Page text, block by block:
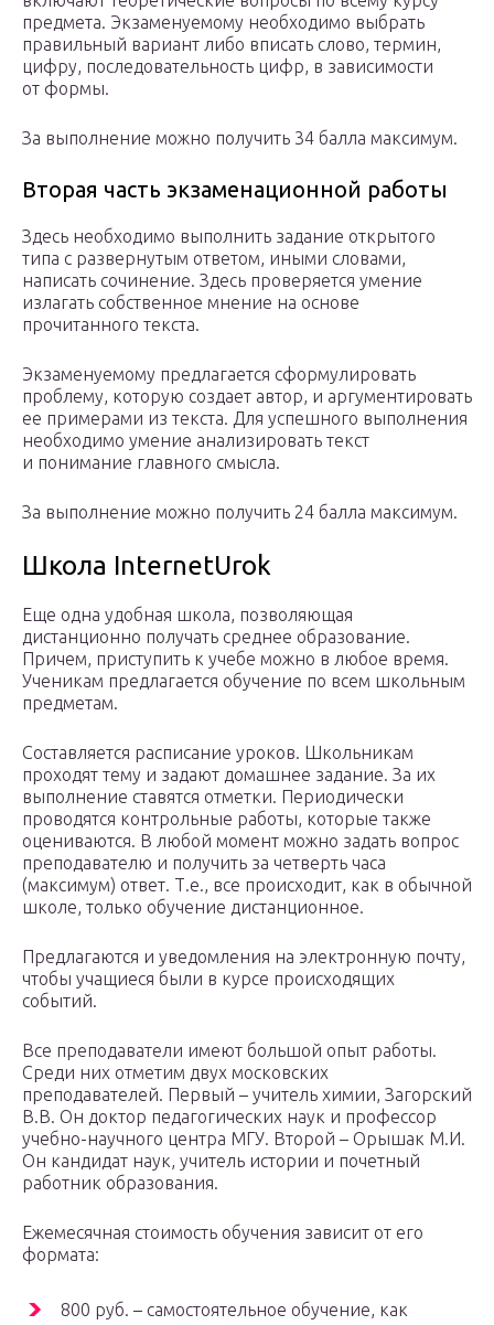
предмета. Экзаменуемому необходимо выбрать
правильный вариант либо вписать слово, термин,
цифру, последовательность цифр, в зависимости
от формы.
За выполнение можно получить 34 балла максимум.
Вторая часть экзаменационной работы
Здесь необходимо выполнить задание открытого
типа с развернутым ответом, иными словами,
написать сочинение. Здесь проверяется умение
излагать собственное мнение на основе
прочитанного текста.
Экзаменуемому предлагается сформулировать
проблему, которую создает автор, и аргументировать
ее примерами из текста. Для успешного выполнения
необходимо умение анализировать текст
и понимание главного смысла.
За выполнение можно получить 24 балла максимум.
Школа InternetUrok
Еще одна удобная школа, позволяющая
дистанционно получать среднее образование.
Причем, приступить к учебе можно в любое время.
Ученикам предлагается обучение по всем школьным
предметам.
Составляется расписание уроков. Школьникам
проходят тему и задают домашнее задание. За их
выполнение ставятся отметки. Периодически
проводятся контрольные работы, которые также
оцениваются. В любой момент можно задать вопрос
преподавателю и получить за четверть часа
(максимум) ответ. Т.е., все происходит, как в обычной
школе, только обучение дистанционное.
Предлагаются и уведомления на электронную почту,
чтобы учащиеся были в курсе происходящих
событий.
Все преподаватели имеют большой опыт работы.
Среди них отметим двух московских
преподавателей. Первый – учитель химии, Загорский
В.В. Он доктор педагогических наук и профессор
учебно-научного центра МГУ. Второй – Орышак М.И.
Он кандидат наук, учитель истории и почетный
работник образования.
Ежемесячная стоимость обучения зависит от его
формата:
800 руб. – самостоятельное обучение, как